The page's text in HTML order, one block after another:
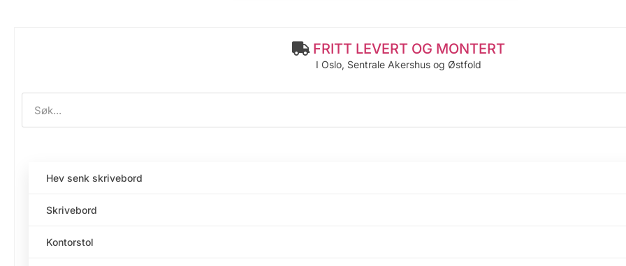
FRITT LEVERT OG MONTERT
I Oslo, Sentrale Akershus og Østfold
Hev senk skrivebord
Skrivebord
Kontorstol